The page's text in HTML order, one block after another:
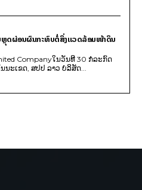
ຫຼຸດຜ່ອນຜົນກະທົບຕໍ່ສິ່ງແວດລ້ອມໜ້າດິນ
Companyໃນວັນທີ 30 ກໍລະກົດ
ນະເຂດ, ສປປ ລາວ ບໍລິສັດ...